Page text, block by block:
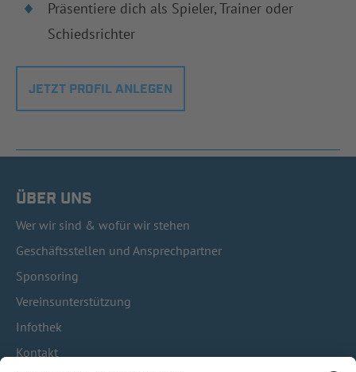
Präsentiere dich als Spieler, Trainer oder
Schiedsrichter
JETZT PROFIL ANLEGEN
ÜBER UNS
Wer wir sind & wofür wir stehen
Geschäftsstellen und Ansprechpartner
Sponsoring
Vereinsunterstützung
Infothek
Kontakt